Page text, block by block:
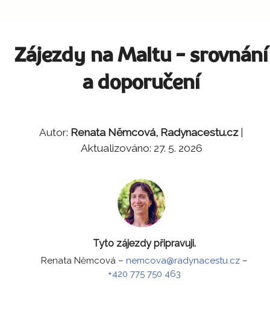
Zájezdy na Maltu - srovnání
a doporučení
Autor: Renata Němcová, Radynacestu.cz|
Aktualizováno: 27. 5. 2026
Tyto zájezdy připravuji.
Renata Němcová – nemcova@radynacestu.cz –
+420 775 750 463